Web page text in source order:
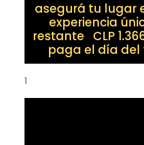
asegurá tu lugar
experiencia
restante CLP
paga el día del
1